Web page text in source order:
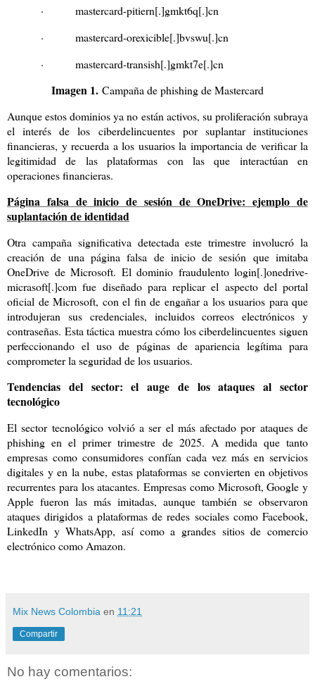
·
mastercard-pitiern[.]gmkt6q[.]cn
·
mastercard-orexicible[.]bvswu[.]cn
·
mastercard-transish[.]gmkt7e[.]cn
Imagen 1. Campaña de phishing de Mastercard
Aunque estos dominios ya no están activos, su proliferación subraya
el interés de los ciberdelincuentes por suplantar instituciones
financieras, y recuerda a los usuarios la importancia de verificar la
legitimidad de las plataformas con las que interactúan en
operaciones financieras.
Página falsa de inicio de sesión de OneDrive: ejemplo de
suplantación de identidad
Otra campaña significativa detectada este trimestre involucró la
creación de una página falsa de inicio de sesión que imitaba
OneDrive de Microsoft. El dominio fraudulento login[.]onedrive-
micrasoft[.]com fue diseñado para replicar el aspecto del portal
oficial de Microsoft, con el fin de engañar a los usuarios para que
introdujeran sus credenciales, incluidos correos electrónicos y
contraseñas. Esta táctica muestra cómo los ciberdelincuentes siguen
perfeccionando el uso de páginas de apariencia legítima para
comprometer la seguridad de los usuarios.
Tendencias del sector: el auge de los ataques al sector
tecnológico
El sector tecnológico volvió a ser el más afectado por ataques de
phishing en el primer trimestre de 2025. A medida que tanto
empresas como consumidores confían cada vez más en servicios
digitales y en la nube, estas plataformas se convierten en objetivos
recurrentes para los atacantes. Empresas como Microsoft, Google y
Apple fueron las más imitadas, aunque también se observaron
ataques dirigidos a plataformas de redes sociales como Facebook,
LinkedIn y WhatsApp, así como a grandes sitios de comercio
electrónico como Amazon.
Mix News Colombia en 11:21
Compartir
No hay comentarios: